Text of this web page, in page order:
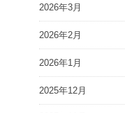
2026年3月
2026年2月
2026年1月
2025年12月